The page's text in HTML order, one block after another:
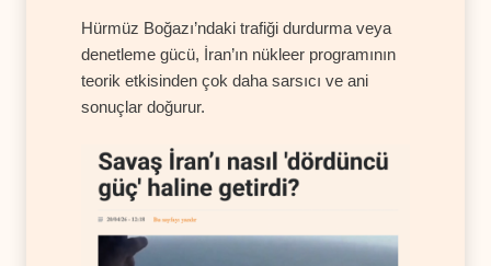
Hürmüz Boğazı’ndaki trafiği durdurma veya
denetleme gücü, İran’ın nükleer programının
teorik etkisinden çok daha sarsıcı ve ani
sonuçlar doğurur.